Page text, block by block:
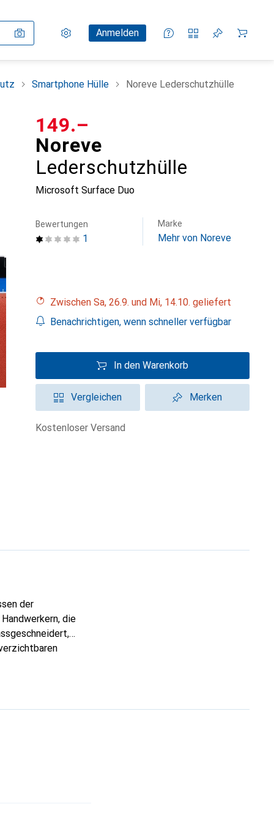
Einstellungen
KundenkontoAnmelden
Vergleichslisten
Merklisten
Warenkorb
Smartphone Hülle Noreve Lederschutzhülle
Noreve
Lederschutzhülle
Microsoft Surface Duo
CHF
149.–
1
Bewertungen Marke
Mehr von Noreve
Zwischen Sa, 26.9. und Mi, 14.10. geliefert
Benachrichtigen, wenn schneller verfügbar
In den Warenkorb
Vergleichen Merken
kostenloser Versand
der
die